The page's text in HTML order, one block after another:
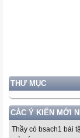
THƯ MỤC
CÁC Ý KIẾN MỚI
Thầy có bsach1 bài